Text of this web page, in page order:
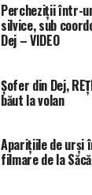
Percheziții într-
silvice, sub
Dej – VIDEO
Șofer din Dej,
băut la volan
Aparițiile de urși
filmare de la